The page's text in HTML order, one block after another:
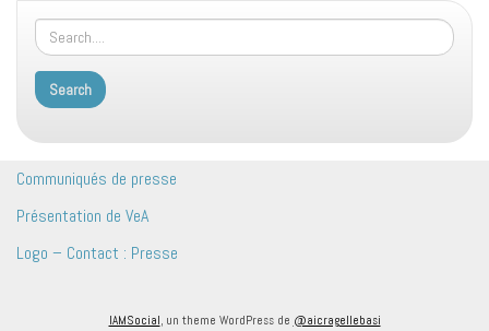
Communiqués de presse
Présentation de VeA
Logo – Contact : Presse
IAMSocial, un theme WordPress de @aicragellebasi